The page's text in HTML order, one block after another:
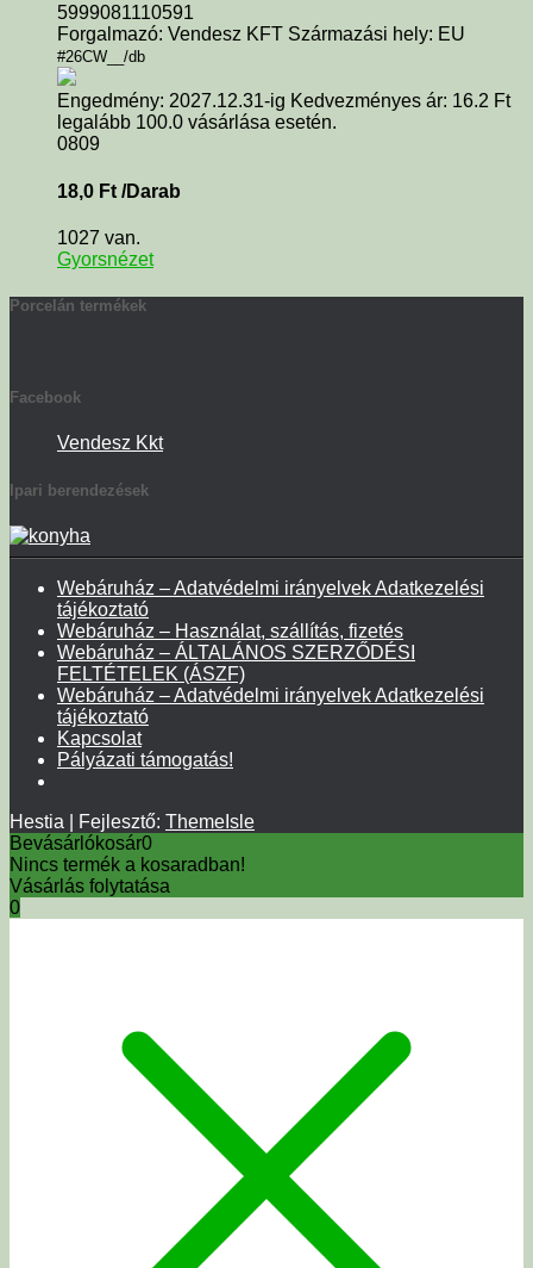
5999081110591
Forgalmazó: Vendesz KFT Származási hely: EU
#26CW__/db
Engedmény: 2027.12.31-ig Kedvezményes ár: 16.2 Ft
legalább 100.0 vásárlása esetén.
0809
18,0 Ft /Darab
1027 van.
Gyorsnézet
Porcelán termékek
Facebook
Vendesz Kkt
Ipari berendezések
Webáruház – Adatvédelmi irányelvek Adatkezelési
tájékoztató
Webáruház – Használat, szállítás, fizetés
Webáruház – ÁLTALÁNOS SZERZŐDÉSI
FELTÉTELEK (ÁSZF)
Webáruház – Adatvédelmi irányelvek Adatkezelési
tájékoztató
Kapcsolat
Pályázati támogatás!
Hestia | Fejlesztő: ThemeIsle
Bevásárlókosár0
Nincs termék a kosaradban!
Vásárlás folytatása
0